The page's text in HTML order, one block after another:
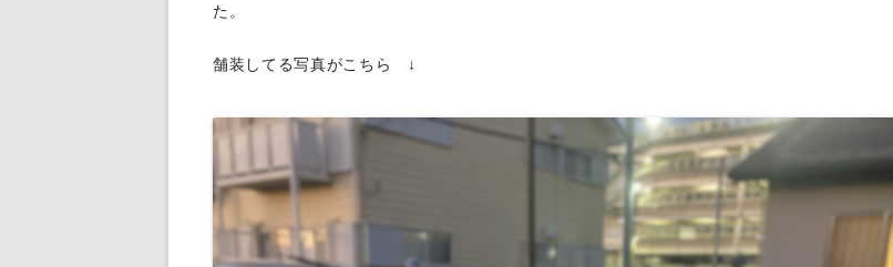
た。
舗装してる写真がこちら ↓